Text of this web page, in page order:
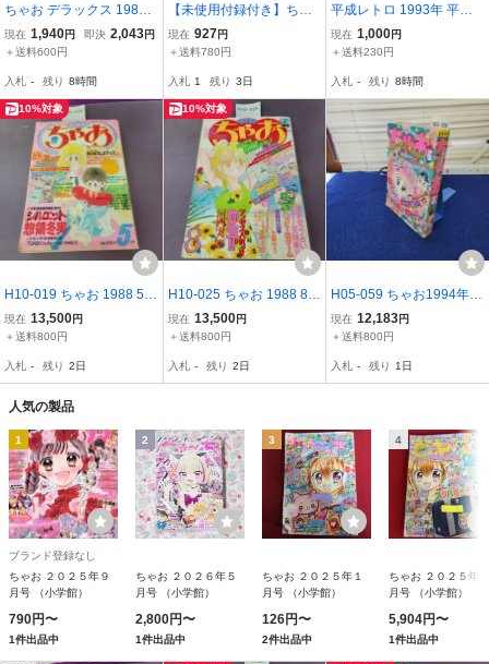
ちゃお デラックス 1987
年 昭和62年 1月号 増刊
あだち充 カレンダー付 10
現在 1,940円 即決 2,043円
＋送料600円
入札 - 残り 8時間
【未使用付録付き】ちゃ
お 2010年3月号 ※写
真撮影のため開封 *A20
現在 927 円
＋送料780円
入札 1 残り 3日
平成レトロ 1993年 平成5
年 ちゃおスペシャル別冊
まんが 9月号ふろく ふた
井上千草 池田多恵子 小学
館 ふしぎ体験
現在 1,000円
＋送料230円
入札 - 残り 8時間
10%対象
H10-019 ちゃお 1988 5
シルエット 惣領冬実 付録
なし。汚れ ページ割れ ヨ
現在 13,500円
＋送料800円
入札 - 残り 2日
10%対象
H10-025 ちゃお 1988 8
付録なし。ヨレ 汚れあ
り。
現在 13,500円
＋送料800円
入札 - 残り 2日
H05-059 ちゃお1994年5
月号 小学館 付録なし
現在 12,183円
＋送料800円
入札 - 残り 1日
人気の製品
1
ブランド登録なし
ちゃお ２０２５年９
月号 （小学館）
790円〜
1件出品中
2
ちゃお ２０２６年５
月号 （小学館）
2,800円〜
1件出品中
3
ちゃお ２０２５年１
月号 （小学館）
126円〜
2件出品中
4
ちゃお ２０２５年６
月号 （小学館）
5,904円〜
1件出品中